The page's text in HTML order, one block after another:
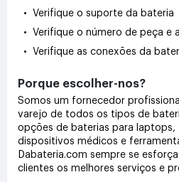
• Verifique o suporte da bateria
• Verifique o número de peça e
• Verifique as conexões da
Porque escolher-nos?
Somos um fornecedor
varejo de todos os tipos de
opções de baterias para laptops,
dispositivos médicos e
Dabateria.com sempre se
clientes os melhores serviços e